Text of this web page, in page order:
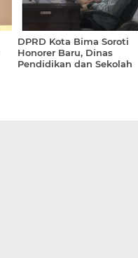
DPRD Kota Bima Soroti
Honorer Baru, Dinas
Pendidikan dan Sekolah